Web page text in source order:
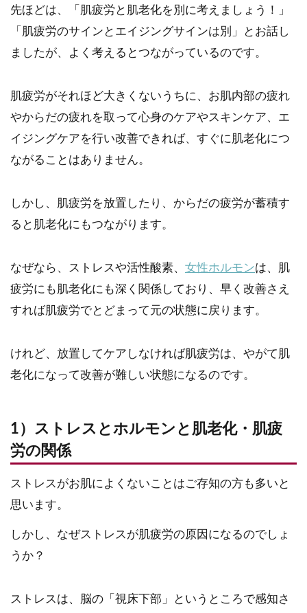
先ほどは、「肌疲労と肌老化を別に考えましょう！」
「肌疲労のサインとエイジングサインは別」とお話し
ましたが、よく考えるとつながっているのです。
肌疲労がそれほど大きくないうちに、お肌内部の疲れ
やからだの疲れを取って心身のケアやスキンケア、エ
イジングケアを行い改善できれば、すぐに肌老化につ
ながることはありません。
しかし、肌疲労を放置したり、からだの疲労が蓄積す
ると肌老化にもつながります。
なぜなら、ストレスや活性酸素、 女性ホルモンは、肌
疲労にも肌老化にも深く関係しており、早く改善さえ
すれば肌疲労でとどまって元の状態に戻ります。
けれど、放置してケアしなければ肌疲労は、やがて肌
老化になって改善が難しい状態になるのです。
1）ストレスとホルモンと肌老化・肌疲
労の関係
ストレスがお肌によくないことはご存知の方も多いと
思います。
しかし、なぜストレスが肌疲労の原因になるのでしょ
うか？
ストレスは、脳の「視床下部」というところで感知さ